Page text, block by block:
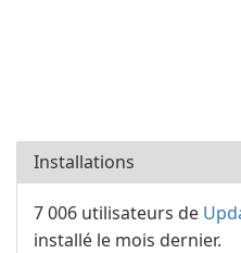
Installations
7 006 utilisateurs de
installé le mois dernier.